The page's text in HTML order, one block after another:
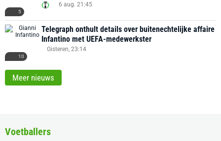
5
6 aug. 21:45
10
Telegraph onthult details over buitenechtelijke affaire
Infantino met UEFA-medewerkster
Gisteren, 23:14
Meer nieuws
Voetballers